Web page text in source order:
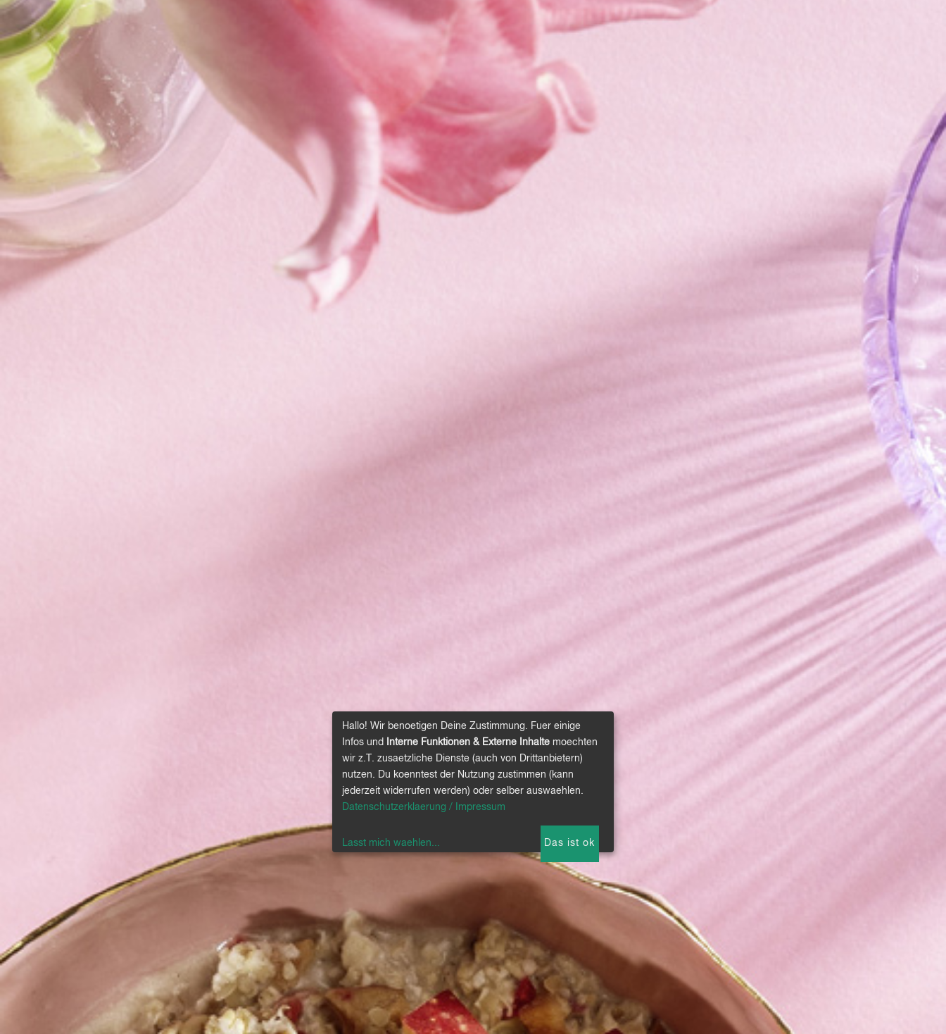
Hallo! Wir benoetigen Deine Zustimmung. Fuer einige
Infos und
Interne Funktionen & Externe Inhalte moechten
wir z.T. zusaetzliche Dienste (auch von Drittanbietern)
nutzen. Du koenntest der Nutzung zustimmen (kann
jederzeit widerrufen werden) oder selber auswaehlen.
Datenschutzerklaerung / Impressum
Lasst mich waehlen... Das ist ok